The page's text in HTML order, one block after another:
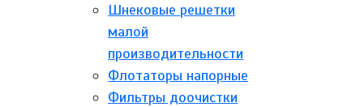
Шнековые решетки
малой
производительности
Флотаторы напорные
Фильтры доочистки